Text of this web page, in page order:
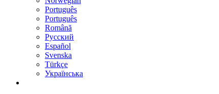
Português
Português
Română
Русский
Español
Svenska
Türkçe
Українська